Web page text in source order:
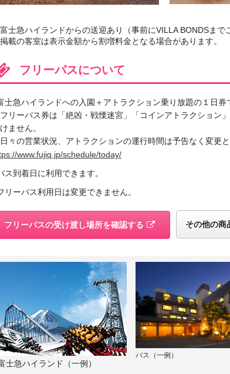
士急ハイランドからの送迎あり（事前にVILLA BONDSまで
載の客室は表示金額から割増料金となる場合があります。
フリーパスについて
士急ハイランドへの入園＋アトラクション乗り放題の１日券
リーパス券は「絶凶・戦慄迷宮」「コインアトラクション
ません。
々の営業状況、アトラクションの運行時間は予告なく変更
www.fujiq.jp/schedule/today/
ス到着日に利用できます。
リーパス利用日は変更できません。
フリーパスの受け渡し場所を確認する その他の商
士急ハイランド（一例）
バス（一例）